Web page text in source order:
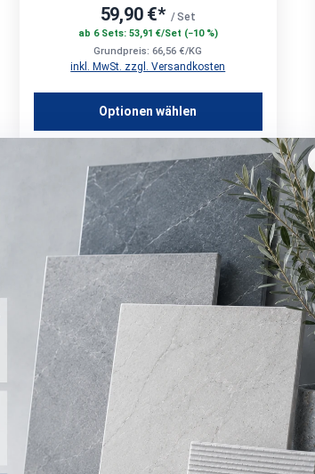
59,90 €* / Set
ab 6 Sets: 53,91 €/Set (−10 %)
Grundpreis: 66,56 €/KG
inkl. MwSt. zzgl. Versandkosten
Optionen wählen
Codex Fliesopur 2-K
Reaktionsharzkleber - 6 kg
Lagerware
Versand: 3-4 Werktage
ca. Mi. 12.08. – Do. 13.08.2026
85,49 €* / Eimer
ab 52 Eimer: 76,94 €/Eimer (−10 %)
Grundpreis: 14,25 €/KG